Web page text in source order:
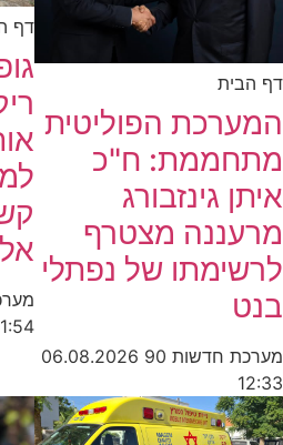
דף הבית
המערכת הפוליטית
מתחממת: ח"כ
איתן גינזבורג
מרעננה מצטרף
לרשימתו של נפתלי
בנט
מערכת חדשות 90
06.08.2026
12:33
דף